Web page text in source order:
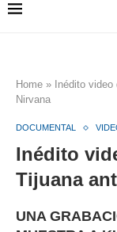
Home » Inédito
Nirvana
DOCUMENTAL
Inédito
Tijuana
UNA